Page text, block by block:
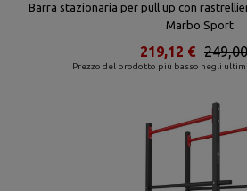
Barra stazionaria per pull up con
Marbo Sport
Prezzo del prodotto più basso negli
219,12 €